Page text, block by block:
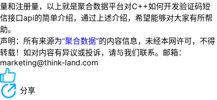
量和注册量，以上就是聚合数据平台对C++如何开发验证码短
信接口api的简单介绍，通过上述介绍，希望能够对大家有所帮
助。
声明：所有来源为“聚合数据”的内容信息，未经本网许可，不得
转载！如对内容有异议或投诉，请与我们联系。邮箱：
marketing@think-land.com
分享